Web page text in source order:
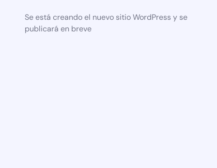
Se está creando el nuevo sitio WordPress y se
publicará en breve